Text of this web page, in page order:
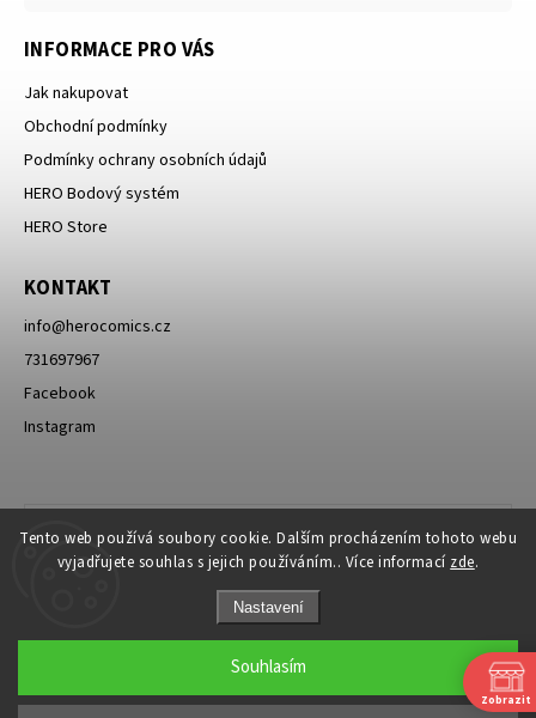
Tento web používá soubory cookie. Dalším procházením tohoto webu
vyjadřujete souhlas s jejich používáním.. Více informací zde.
Nastavení
Souhlasím
INFORMACE PRO VÁS
Jak nakupovat
Obchodní podmínky
Podmínky ochrany osobních údajů
HERO Bodový systém
HERO Store
KONTAKT
info@herocomics.cz
731697967
Facebook
Instagram
Copyright 2026HERO Comics. Všechna práva vyhrazena. Zobrazit